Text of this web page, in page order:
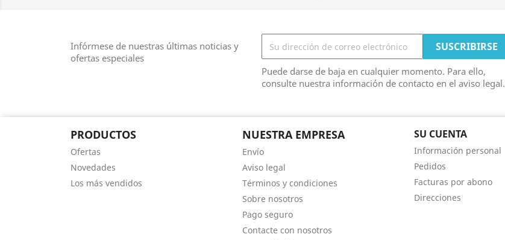
Infórmese de nuestras últimas noticias y
ofertas especiales
Puede darse de baja en cualquier momento. Para ello,
consulte nuestra información de contacto en el aviso legal.
PRODUCTOS
Ofertas
Novedades
Los más vendidos
NUESTRA EMPRESA
Envío
Aviso legal
Términos y condiciones
Sobre nosotros
Pago seguro
Contacte con nosotros
SU CUENTA
Información personal
Pedidos
Facturas por abono
Direcciones